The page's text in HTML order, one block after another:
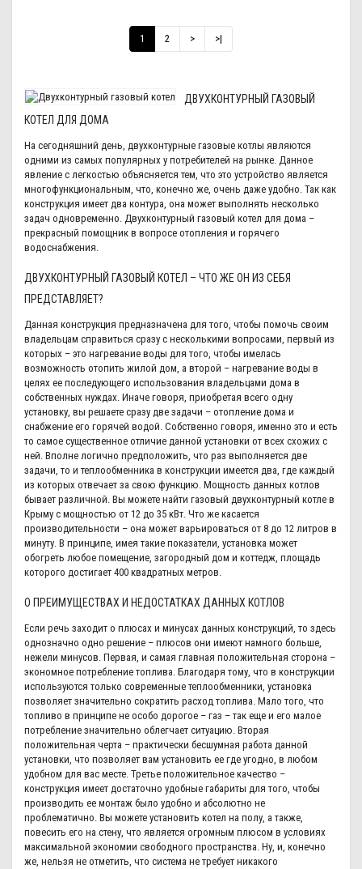
1 2 > >|
ДВУХКОНТУРНЫЙ ГАЗОВЫЙ
КОТЕЛ ДЛЯ ДОМА
На сегодняшний день, двухконтурные газовые котлы являются
одними из самых популярных у потребителей на рынке. Данное
явление с легкостью объясняется тем, что это устройство является
многофункциональным, что, конечно же, очень даже удобно. Так как
конструкция имеет два контура, она может выполнять несколько
задач одновременно. Двухконтурный газовый котел для дома –
прекрасный помощник в вопросе отопления и горячего
водоснабжения.
ДВУХКОНТУРНЫЙ ГАЗОВЫЙ КОТЕЛ – ЧТО ЖЕ ОН ИЗ СЕБЯ
ПРЕДСТАВЛЯЕТ?
Данная конструкция предназначена для того, чтобы помочь своим
владельцам справиться сразу с несколькими вопросами, первый из
которых – это нагревание воды для того, чтобы имелась
возможность отопить жилой дом, а второй – нагревание воды в
целях ее последующего использования владельцами дома в
собственных нуждах. Иначе говоря, приобретая всего одну
установку, вы решаете сразу две задачи – отопление дома и
снабжение его горячей водой. Собственно говоря, именно это и есть
то самое существенное отличие данной установки от всех схожих с
ней. Вполне логично предположить, что раз выполняется две
задачи, то и теплообменника в конструкции имеется два, где каждый
из которых отвечает за свою функцию. Мощность данных котлов
бывает различной. Вы можете найти газовый двухконтурный котле в
Крыму с мощностью от 12 до 35 кВт. Что же касается
производительности – она может варьироваться от 8 до 12 литров в
минуту. В принципе, имея такие показатели, установка может
обогреть любое помещение, загородный дом и коттедж, площадь
которого достигает 400 квадратных метров.
О ПРЕИМУЩЕСТВАХ И НЕДОСТАТКАХ ДАННЫХ КОТЛОВ
Если речь заходит о плюсах и минусах данных конструкций, то здесь
однозначно одно решение – плюсов они имеют намного больше,
нежели минусов. Первая, и самая главная положительная сторона –
экономное потребление топлива. Благодаря тому, что в конструкции
используются только современные теплообменники, установка
позволяет значительно сократить расход топлива. Мало того, что
топливо в принципе не особо дорогое – газ – так еще и его малое
потребление значительно облегчает ситуацию. Вторая
положительная черта – практически бесшумная работа данной
установки, что позволяет вам установить ее где угодно, в любом
удобном для вас месте. Третье положительное качество –
конструкция имеет достаточно удобные габариты для того, чтобы
производить ее монтаж было удобно и абсолютно не
проблематично. Вы можете установить котел на полу, а также,
повесить его на стену, что является огромным плюсом в условиях
максимальной экономии свободного пространства. Ну, и, конечно
же, нельзя не отметить, что система не требует никакого